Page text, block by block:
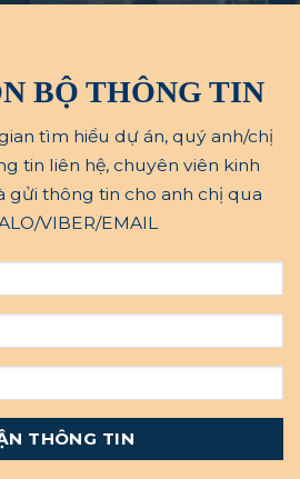
BỘ THÔNG TIN
tìm hiểu dự án, quý anh/chị
tin liên hệ, chuyên viên kinh
gửi thông tin cho anh chị qua
VIBER/EMAIL